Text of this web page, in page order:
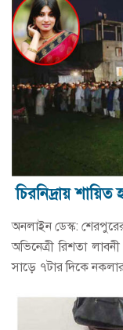
চিরনিদ্রায় শায়িত
অনলাইন ডেস্ক:
অভিনেত্রী রিশতা
সাড়ে ৭টার দিকে